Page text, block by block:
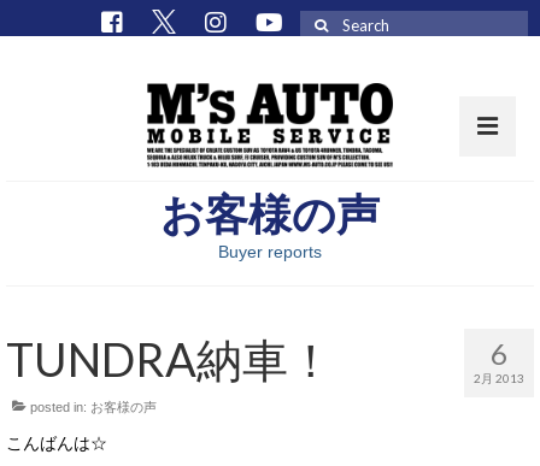
取扱車種一覧
M’sCollectionパーツ一覧
エムズオート
お客様の声
Buyer reports
6
2月 2013
TUNDRA納車！
posted in: お客様の声
こんばんは☆